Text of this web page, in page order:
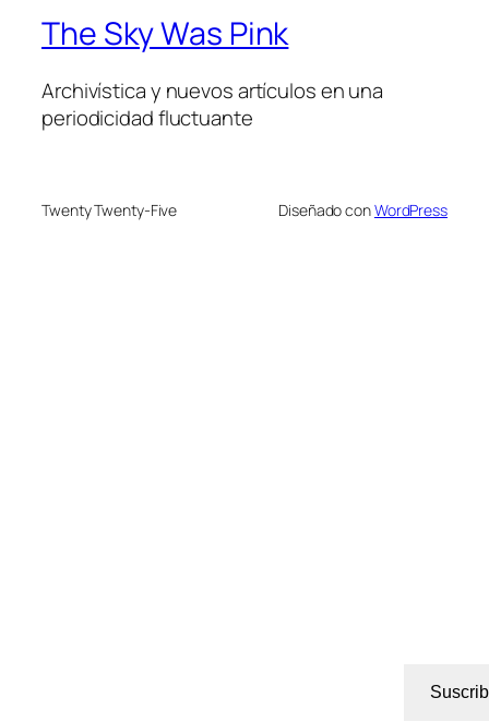
The Sky Was Pink
Archivística y nuevos artículos en una
periodicidad fluctuante
Twenty Twenty-Five Diseñado conWordPress